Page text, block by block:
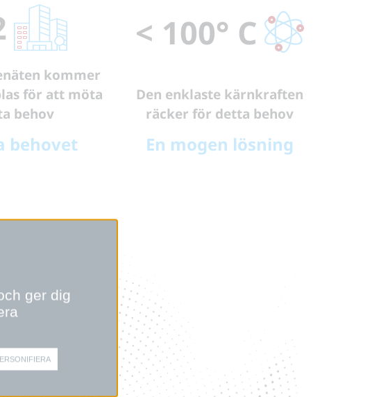
kommer
för att möta
behov
behovet
< 100° C
Den enklaste kärnkraften
räcker för detta behov
En mogen lösning
ger dig